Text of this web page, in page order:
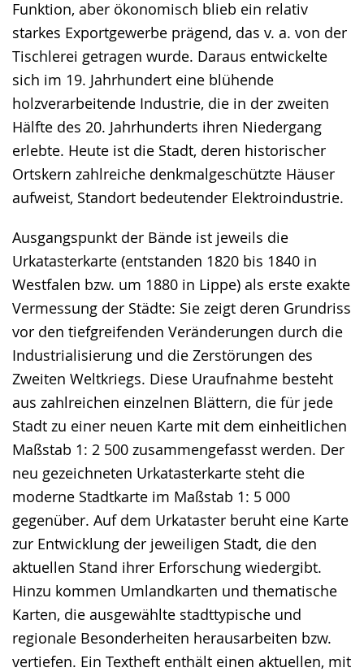
Funktion, aber ökonomisch blieb ein relativ
starkes Exportgewerbe prägend, das v. a. von der
Tischlerei getragen wurde. Daraus entwickelte
sich im 19. Jahrhundert eine blühende
holzverarbeitende Industrie, die in der zweiten
Hälfte des 20. Jahrhunderts ihren Niedergang
erlebte. Heute ist die Stadt, deren historischer
Ortskern zahlreiche denkmalgeschützte Häuser
aufweist, Standort bedeutender Elektroindustrie.
Ausgangspunkt der Bände ist jeweils die
Urkatasterkarte (entstanden 1820 bis 1840 in
Westfalen bzw. um 1880 in Lippe) als erste exakte
Vermessung der Städte: Sie zeigt deren Grundriss
vor den tiefgreifenden Veränderungen durch die
Industrialisierung und die Zerstörungen des
Zweiten Weltkriegs. Diese Uraufnahme besteht
aus zahlreichen einzelnen Blättern, die für jede
Stadt zu einer neuen Karte mit dem einheitlichen
Maßstab 1: 2 500 zusammengefasst werden. Der
neu gezeichneten Urkatasterkarte steht die
moderne Stadtkarte im Maßstab 1: 5 000
gegenüber. Auf dem Urkataster beruht eine Karte
zur Entwicklung der jeweiligen Stadt, die den
aktuellen Stand ihrer Erforschung wiedergibt.
Hinzu kommen Umlandkarten und thematische
Karten, die ausgewählte stadttypische und
regionale Besonderheiten herausarbeiten bzw.
vertiefen. Ein Textheft enthält einen aktuellen, mit